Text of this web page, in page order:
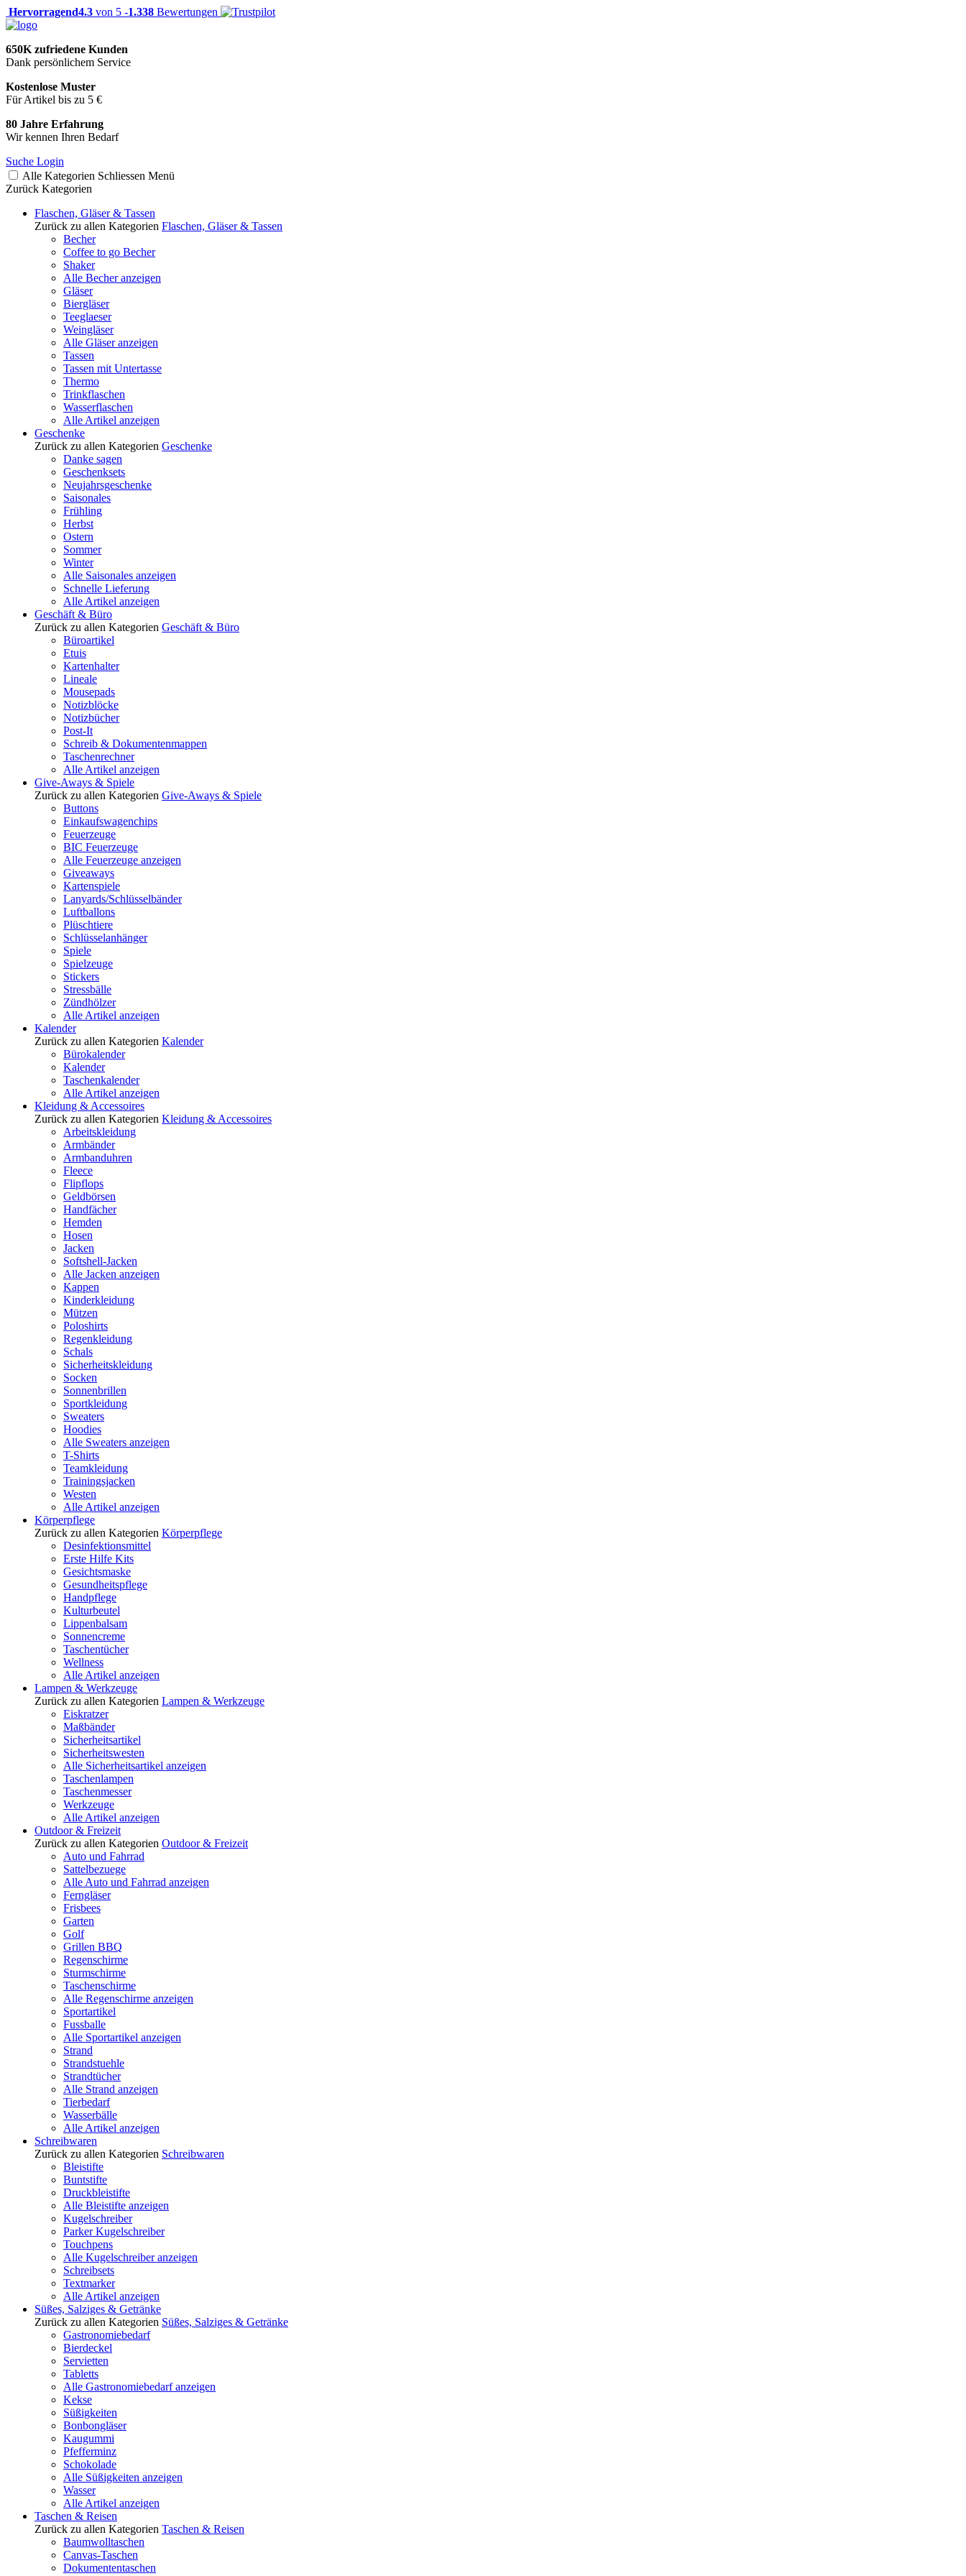
Hervorragend4.3 von 5 -1.338 Bewertungen
650K zufriedene Kunden
Dank persönlichem Service
Kostenlose Muster
Für Artikel bis zu 5 €
80 Jahre Erfahrung
Wir kennen Ihren Bedarf
Suche Login
Alle Kategorien Schliessen Menü
Zurück Kategorien
Flaschen, Gläser & Tassen
Zurück zu allen Kategorien Flaschen, Gläser & Tassen
Becher
Coffee to go Becher
Shaker
Alle Becher anzeigen
Gläser
Biergläser
Teeglaeser
Weingläser
Alle Gläser anzeigen
Tassen
Tassen mit Untertasse
Thermo
Trinkflaschen
Wasserflaschen
Alle Artikel anzeigen
Geschenke
Zurück zu allen Kategorien Geschenke
Danke sagen
Geschenksets
Neujahrsgeschenke
Saisonales
Frühling
Herbst
Ostern
Sommer
Winter
Alle Saisonales anzeigen
Schnelle Lieferung
Alle Artikel anzeigen
Geschäft & Büro
Zurück zu allen Kategorien Geschäft & Büro
Büroartikel
Etuis
Kartenhalter
Lineale
Mousepads
Notizblöcke
Notizbücher
Post-It
Schreib & Dokumentenmappen
Taschenrechner
Alle Artikel anzeigen
Give-Aways & Spiele
Zurück zu allen Kategorien Give-Aways & Spiele
Buttons
Einkaufswagenchips
Feuerzeuge
BIC Feuerzeuge
Alle Feuerzeuge anzeigen
Giveaways
Kartenspiele
Lanyards/Schlüsselbänder
Luftballons
Plüschtiere
Schlüsselanhänger
Spiele
Spielzeuge
Stickers
Stressbälle
Zündhölzer
Alle Artikel anzeigen
Kalender
Zurück zu allen Kategorien Kalender
Bürokalender
Kalender
Taschenkalender
Alle Artikel anzeigen
Kleidung & Accessoires
Zurück zu allen Kategorien Kleidung & Accessoires
Arbeitskleidung
Armbänder
Armbanduhren
Fleece
Flipflops
Geldbörsen
Handfächer
Hemden
Hosen
Jacken
Softshell-Jacken
Alle Jacken anzeigen
Kappen
Kinderkleidung
Mützen
Poloshirts
Regenkleidung
Schals
Sicherheitskleidung
Socken
Sonnenbrillen
Sportkleidung
Sweaters
Hoodies
Alle Sweaters anzeigen
T-Shirts
Teamkleidung
Trainingsjacken
Westen
Alle Artikel anzeigen
Körperpflege
Zurück zu allen Kategorien Körperpflege
Desinfektionsmittel
Erste Hilfe Kits
Gesichtsmaske
Gesundheitspflege
Handpflege
Kulturbeutel
Lippenbalsam
Sonnencreme
Taschentücher
Wellness
Alle Artikel anzeigen
Lampen & Werkzeuge
Zurück zu allen Kategorien Lampen & Werkzeuge
Eiskratzer
Maßbänder
Sicherheitsartikel
Sicherheitswesten
Alle Sicherheitsartikel anzeigen
Taschenlampen
Taschenmesser
Werkzeuge
Alle Artikel anzeigen
Outdoor & Freizeit
Zurück zu allen Kategorien Outdoor & Freizeit
Auto und Fahrrad
Sattelbezuege
Alle Auto und Fahrrad anzeigen
Ferngläser
Frisbees
Garten
Golf
Grillen BBQ
Regenschirme
Sturmschirme
Taschenschirme
Alle Regenschirme anzeigen
Sportartikel
Fussballe
Alle Sportartikel anzeigen
Strand
Strandstuehle
Strandtücher
Alle Strand anzeigen
Tierbedarf
Wasserbälle
Alle Artikel anzeigen
Schreibwaren
Zurück zu allen Kategorien Schreibwaren
Bleistifte
Buntstifte
Druckbleistifte
Alle Bleistifte anzeigen
Kugelschreiber
Parker Kugelschreiber
Touchpens
Alle Kugelschreiber anzeigen
Schreibsets
Textmarker
Alle Artikel anzeigen
Süßes, Salziges & Getränke
Zurück zu allen Kategorien Süßes, Salziges & Getränke
Gastronomiebedarf
Bierdeckel
Servietten
Tabletts
Alle Gastronomiebedarf anzeigen
Kekse
Süßigkeiten
Bonbongläser
Kaugummi
Pfefferminz
Schokolade
Alle Süßigkeiten anzeigen
Wasser
Alle Artikel anzeigen
Taschen & Reisen
Zurück zu allen Kategorien Taschen & Reisen
Baumwolltaschen
Canvas-Taschen
Dokumententaschen